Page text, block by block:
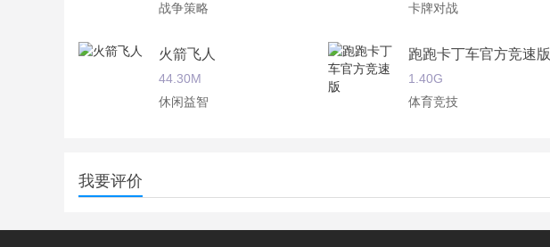
战争策略
卡牌对战
火箭飞人
44.30M
休闲益智
跑跑卡丁车官方竞速版
1.40G
体育竞技
战争策略
角色扮演
我要评价